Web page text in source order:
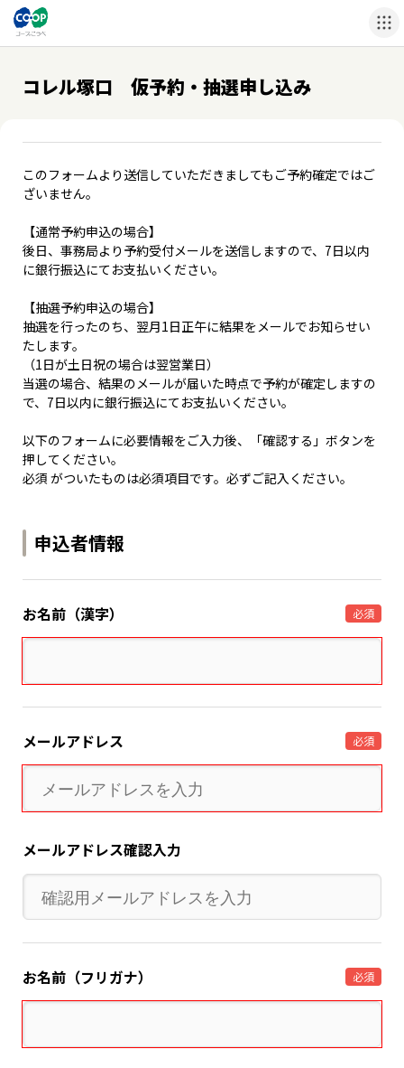
コレル塚口 仮予約・抽選申し込み
このフォームより送信していただきましてもご予約確定ではご
ざいません。
【通常予約申込の場合】
後日、事務局より予約受付メールを送信しますので、7日以内
に銀行振込にてお支払いください。
【抽選予約申込の場合】
抽選を行ったのち、翌月1日正午に結果をメールでお知らせい
たします。
（1日が土日祝の場合は翌営業日）
当選の場合、結果のメールが届いた時点で予約が確定しますの
で、7日以内に銀行振込にてお支払いください。
以下のフォームに必要情報をご入力後、「確認する」ボタンを
押してください。
必須 がついたものは必須項目です。必ずご記入ください。
申込者情報
お名前（漢字） 必須
メールアドレス 必須
メールアドレス確認入力
お名前（フリガナ） 必須